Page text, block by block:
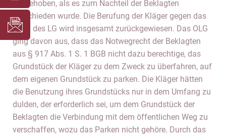
aufgehoben, als es zum Nachteil der Beklagten
entschieden wurde. Die Berufung der Kläger gegen das
Urteil des LG wird insgesamt zurückgewiesen. Das OLG
ging davon aus, dass das Notwegrecht der Beklagten
aus § 917 Abs. 1 S. 1 BGB nicht dazu berechtige, das
Grundstück der Kläger zu dem Zweck zu überfahren, auf
dem eigenen Grundstück zu parken. Die Kläger hätten
die Benutzung ihres Grundstücks nur in dem Umfang zu
dulden, der erforderlich sei, um dem Grundstück der
Beklagten die Verbindung mit dem öffentlichen Weg zu
verschaffen, wozu das Parken nicht gehöre. Durch das